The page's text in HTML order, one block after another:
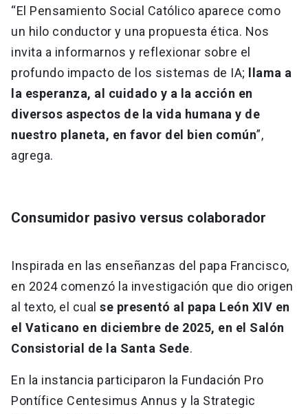
“El Pensamiento Social Católico aparece como
un hilo conductor y una propuesta ética. Nos
invita a informarnos y reflexionar sobre el
profundo impacto de los sistemas de IA; llama a
la esperanza, al cuidado y a la acción en
diversos aspectos de la vida humana y de
nuestro planeta, en favor del bien común”,
agrega.
Consumidor pasivo versus colaborador
Inspirada en las enseñanzas del papa Francisco,
en 2024 comenzó la investigación que dio origen
al texto, el cual se presentó al papa León XIV en
el Vaticano en diciembre de 2025, en el Salón
Consistorial de la Santa Sede.
En la instancia participaron la Fundación Pro
Pontífice Centesimus Annus y la Strategic